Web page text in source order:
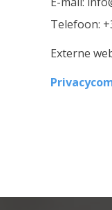
Telefoon:
Externe